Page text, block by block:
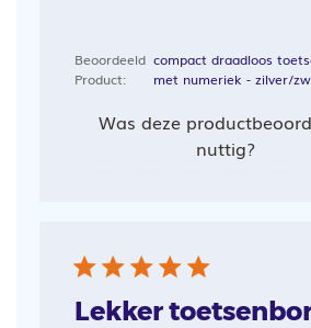
Beoordeeld
Product:
compact draadloos
met numeriek - zilver/
Was deze
nuttig?
Lekker